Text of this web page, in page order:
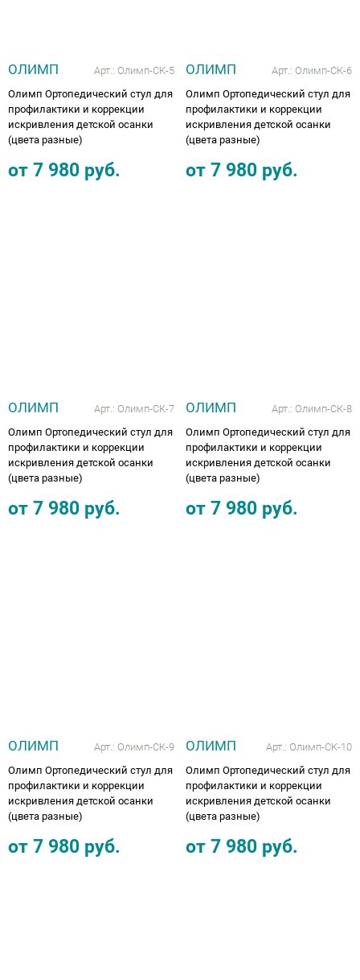
ОЛИМП Арт.: Олимп-СК-5
Олимп Ортопедический стул для
профилактики и коррекции
искривления детской осанки
(цвета разные)
от 7 980 руб.
ОЛИМП Арт.: Олимп-СК-6
Олимп Ортопедический стул для
профилактики и коррекции
искривления детской осанки
(цвета разные)
от 7 980 руб.
ОЛИМП Арт.: Олимп-СК-7
Олимп Ортопедический стул для
профилактики и коррекции
искривления детской осанки
(цвета разные)
от 7 980 руб.
ОЛИМП Арт.: Олимп-СК-8
Олимп Ортопедический стул для
профилактики и коррекции
искривления детской осанки
(цвета разные)
от 7 980 руб.
ОЛИМП Арт.: Олимп-СК-9
Олимп Ортопедический стул для
профилактики и коррекции
искривления детской осанки
(цвета разные)
от 7 980 руб.
ОЛИМП Арт.: Олимп-СК-10
Олимп Ортопедический стул для
профилактики и коррекции
искривления детской осанки
(цвета разные)
от 7 980 руб.